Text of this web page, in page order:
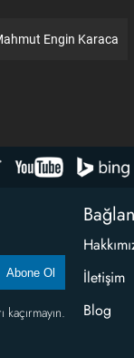
Engin Karaca
Abone Ol
İletişim
Blog